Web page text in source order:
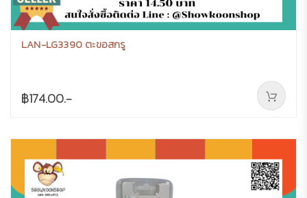
LAN-LG3390 ตะขอสกรู
฿174.00.-